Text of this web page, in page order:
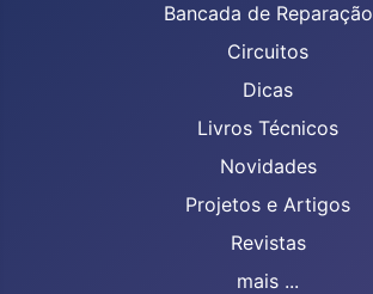
Bancada de Reparação
Circuitos
Dicas
Livros Técnicos
Novidades
Projetos e Artigos
Revistas
mais ...